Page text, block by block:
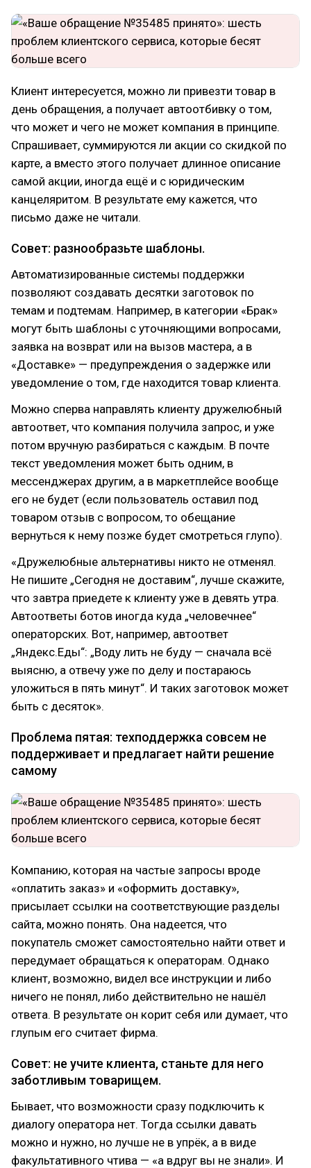
Клиент интересуется, можно ли привезти товар в
день обращения, а получает автоотбивку о том,
что может и чего не может компания в принципе.
Спрашивает, суммируются ли акции со скидкой по
карте, а вместо этого получает длинное описание
самой акции, иногда ещё и с юридическим
канцеляритом. В результате ему кажется, что
письмо даже не читали.
Совет: разнообразьте шаблоны.
Автоматизированные системы поддержки
позволяют создавать десятки заготовок по
темам и подтемам. Например, в категории «Брак»
могут быть шаблоны с уточняющими вопросами,
заявка на возврат или на вызов мастера, а в
«Доставке» — предупреждения о задержке или
уведомление о том, где находится товар клиента.
Можно сперва направлять клиенту дружелюбный
автоответ, что компания получила запрос, и уже
потом вручную разбираться с каждым. В почте
текст уведомления может быть одним, в
мессенджерах другим, а в маркетплейсе вообще
его не будет (если пользователь оставил под
товаром отзыв с вопросом, то обещание
вернуться к нему позже будет смотреться глупо).
«Дружелюбные альтернативы никто не отменял.
Не пишите „Сегодня не доставим“, лучше скажите,
что завтра приедете к клиенту уже в девять утра.
Автоответы ботов иногда куда „человечнее“
операторских. Вот, например, автоответ
„Яндекс.Еды“: „Воду лить не буду — сначала всё
выясню, а отвечу уже по делу и постараюсь
уложиться в пять минут“. И таких заготовок может
быть с десяток».
Проблема пятая: техподдержка совсем не
поддерживает и предлагает найти решение
самому
Компанию, которая на частые запросы вроде
«оплатить заказ» и «оформить доставку»,
присылает ссылки на соответствующие разделы
сайта, можно понять. Она надеется, что
покупатель сможет самостоятельно найти ответ и
передумает обращаться к операторам. Однако
клиент, возможно, видел все инструкции и либо
ничего не понял, либо действительно не нашёл
ответа. В результате он корит себя или думает, что
глупым его считает фирма.
Совет: не учите клиента, станьте для него
заботливым товарищем.
Бывает, что возможности сразу подключить к
диалогу оператора нет. Тогда ссылки давать
можно и нужно, но лучше не в упрёк, а в виде
факультативного чтива — «а вдруг вы не знали». И